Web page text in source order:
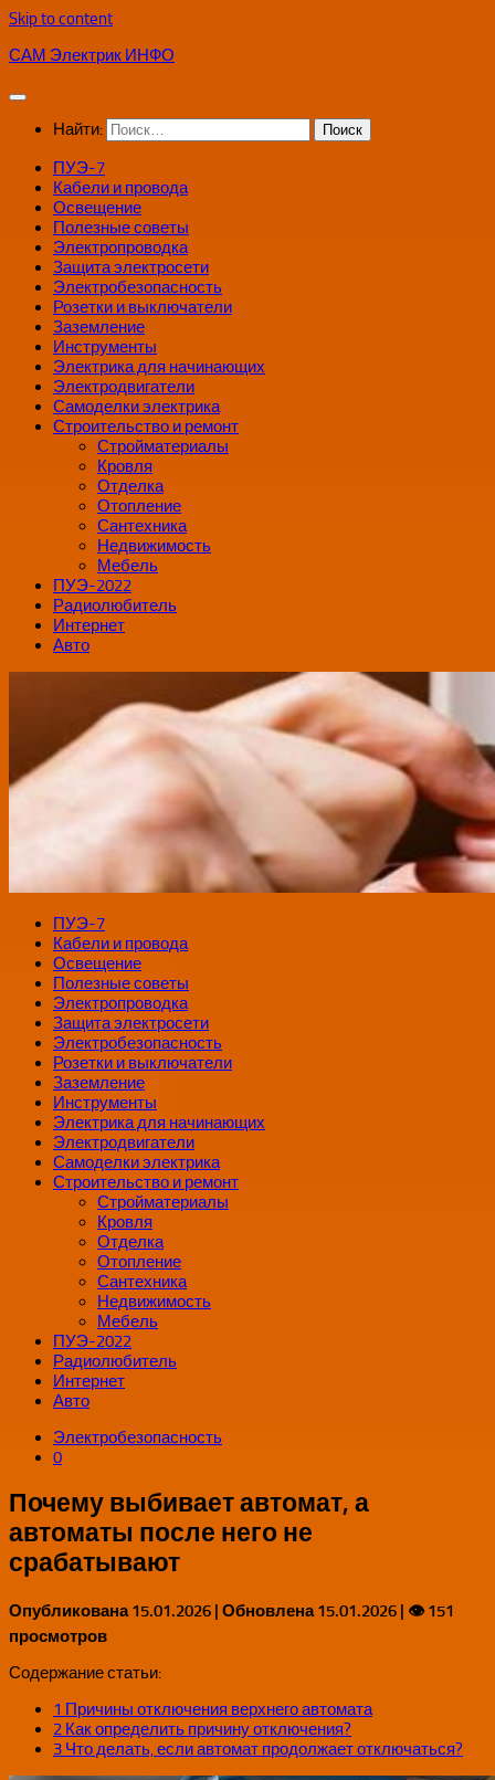
Skip to content
САМ Электрик ИНФО
Найти:
ПУЭ-7
Кабели и провода
Освещение
Полезные советы
Электропроводка
Защита электросети
Электробезопасность
Розетки и выключатели
Заземление
Инструменты
Электрика для начинающих
Электродвигатели
Самоделки электрика
Строительство и ремонт
Стройматериалы
Кровля
Отделка
Отопление
Сантехника
Недвижимость
Мебель
ПУЭ-2022
Радиолюбитель
Интернет
Авто
ПУЭ-7
Кабели и провода
Освещение
Полезные советы
Электропроводка
Защита электросети
Электробезопасность
Розетки и выключатели
Заземление
Инструменты
Электрика для начинающих
Электродвигатели
Самоделки электрика
Строительство и ремонт
Стройматериалы
Кровля
Отделка
Отопление
Сантехника
Недвижимость
Мебель
ПУЭ-2022
Радиолюбитель
Интернет
Авто
Электробезопасность
0
Почему выбивает автомат, а
автоматы после него не
срабатывают
Опубликована15.01.2026 | Обновлена15.01.2026 | 👁 151
просмотров
Содержание статьи:
1 Причины отключения верхнего автомата
2 Как определить причину отключения?
3 Что делать, если автомат продолжает отключаться?